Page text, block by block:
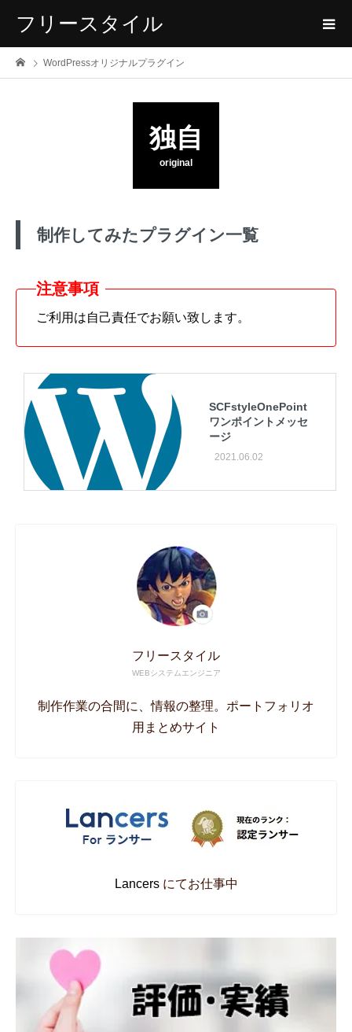
フリースタイル
WordPressオリジナルプラグイン
独自
original
制作してみたプラグイン一覧
ご利用は自己責任でお願い致します。
SCFstyleOnePoint
ワンポイントメッセ
ージ
2021.06.02
フリースタイル
WEBシステムエンジニア
制作作業の合間に、情報の整理。ポートフォリオ
用まとめサイト
Lancersにてお仕事中